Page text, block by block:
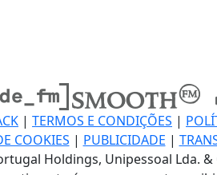
| TERMOS E CONDIÇÕES |
COOKIES | PUBLICIDADE |
Holdings, Unipessoal Lda.